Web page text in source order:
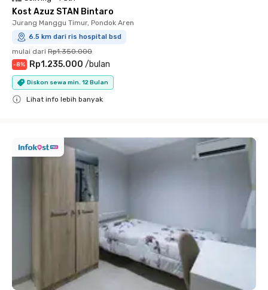
Kost Azuz STAN Bintaro
Jurang Manggu Timur, Pondok Aren
6.5 km dari ris hospital bsd
mulai dari Rp1.350.000
-8% Rp1.235.000 /bulan
Diskon sewa min. 12 Bulan
Lihat info lebih banyak